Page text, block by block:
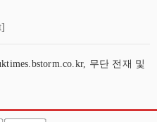
무단 전재 및